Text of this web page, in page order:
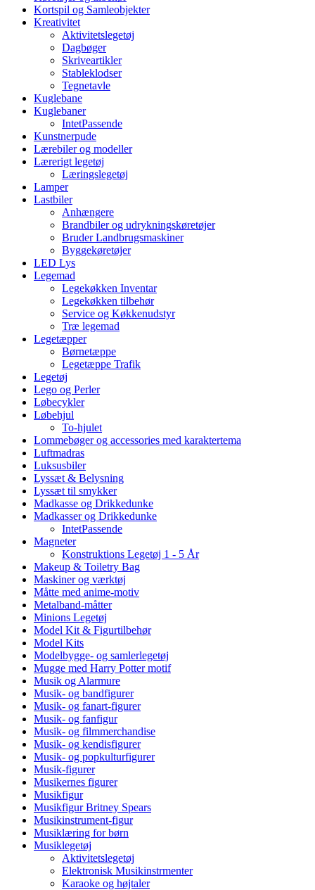
Kortspil og Samleobjekter
Kreativitet
Aktivitetslegetøj
Dagbøger
Skriveartikler
Stableklodser
Tegnetavle
Kuglebane
Kuglebaner
IntetPassende
Kunstnerpude
Lærebiler og modeller
Lærerigt legetøj
Læringslegetøj
Lamper
Lastbiler
Anhængere
Brandbiler og udrykningskøretøjer
Bruder Landbrugsmaskiner
Byggekøretøjer
LED Lys
Legemad
Legekøkken Inventar
Legekøkken tilbehør
Service og Køkkenudstyr
Træ legemad
Legetæpper
Børnetæppe
Legetæppe Trafik
Legetøj
Lego og Perler
Løbecykler
Løbehjul
To-hjulet
Lommebøger og accessories med karaktertema
Luftmadras
Luksusbiler
Lyssæt & Belysning
Lyssæt til smykker
Madkasse og Drikkedunke
Madkasser og Drikkedunke
IntetPassende
Magneter
Konstruktions Legetøj 1 - 5 År
Makeup & Toiletry Bag
Maskiner og værktøj
Måtte med anime-motiv
Metalband-måtter
Minions Legetøj
Model Kit & Figurtilbehør
Model Kits
Modelbygge- og samlerlegetøj
Mugge med Harry Potter motif
Musik og Alarmure
Musik- og bandfigurer
Musik- og fanart-figurer
Musik- og fanfigur
Musik- og filmmerchandise
Musik- og kendisfigurer
Musik- og popkulturfigurer
Musik-figurer
Musikernes figurer
Musikfigur
Musikfigur Britney Spears
Musikinstrument-figur
Musiklæring for børn
Musiklegetøj
Aktivitetslegetøj
Elektronisk Musikinstrmenter
Karaoke og højtaler